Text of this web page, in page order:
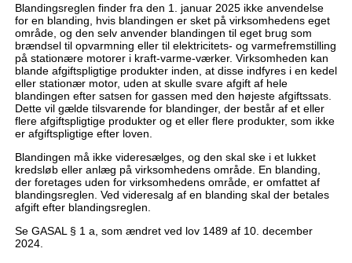
Blandingsreglen finder fra den 1. januar 2025 ikke anvendelse
for en blanding, hvis blandingen er sket på virksomhedens eget
område, og den selv anvender blandingen til eget brug som
brændsel til opvarmning eller til elektricitets- og varmefremstilling
på stationære motorer i kraft-varme-værker. Virksomheden kan
blande afgiftspligtige produkter inden, at disse indfyres i en kedel
eller stationær motor, uden at skulle svare afgift af hele
blandingen efter satsen for gassen med den højeste afgiftssats.
Dette vil gælde tilsvarende for blandinger, der består af et eller
flere afgiftspligtige produkter og et eller flere produkter, som ikke
er afgiftspligtige efter loven.
Blandingen må ikke videresælges, og den skal ske i et lukket
kredsløb eller anlæg på virksomhedens område. En blanding,
der foretages uden for virksomhedens område, er omfattet af
blandingsreglen. Ved videresalg af en blanding skal der betales
afgift efter blandingsreglen.
Se GASAL § 1 a, som ændret ved lov 1489 af 10. december
2024.